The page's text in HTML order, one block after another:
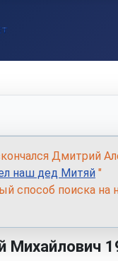
Дмитрий
наш дед Митяй "
способ поиска
Михайлович